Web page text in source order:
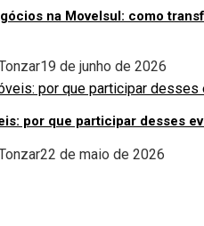
na Movelsul: como
19 de junho de 2026
por que participar desses
22 de maio de 2026